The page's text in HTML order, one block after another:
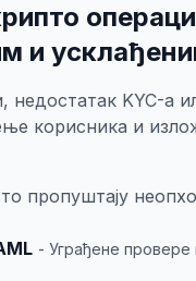
и
KYC-а
корисника и
пропуштају
- Уграђене провере